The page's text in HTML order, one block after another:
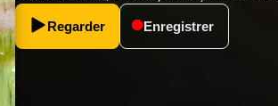
Regarder Enregistrer